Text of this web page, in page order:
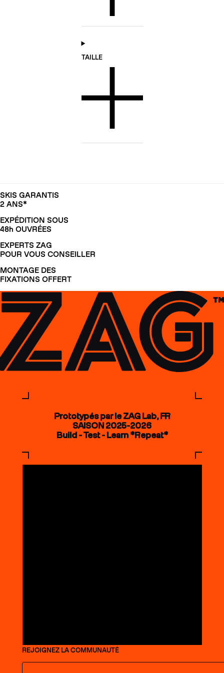
TAILLE
SKIS GARANTIS
2 ANS*
EXPÉDITION SOUS
48h OUVRÉES
EXPERTS ZAG
POUR VOUS CONSEILLER
MONTAGE DES
FIXATIONS OFFERT
Prototypés par le ZAG Lab, FR
SAISON 2025-2026
Build - Test - Learn *Repeat*
REJOIGNEZ LA COMMUNAUTÉ